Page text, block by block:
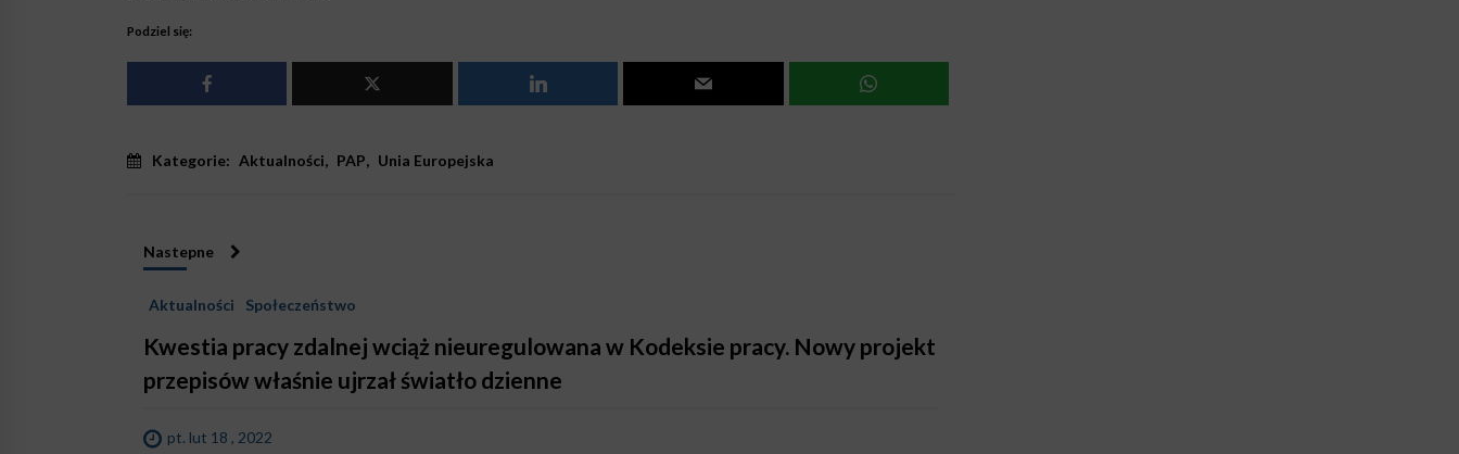
Podziel się:
Kategorie: Aktualności, PAP, Unia Europejska
Nastepne
Aktualności Społeczeństwo
Kwestia pracy zdalnej wciąż nieuregulowana w Kodeksie pracy. Nowy projekt
przepisów właśnie ujrzał światło dzienne
pt. lut 18 , 2022